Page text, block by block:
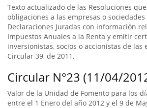
Texto actualizado de las Resoluciones
obligaciones a las empresas o
Declaraciones Juradas con información
Impuestos Anuales a la Renta y emitir
inversionistas, socios o accionistas de las
Circular 39, de 2011.
Circular N°23 (11/04/
Valor de la Unidad de Fomento para los
entre el 1 Enero del año 2012 y el 9 de